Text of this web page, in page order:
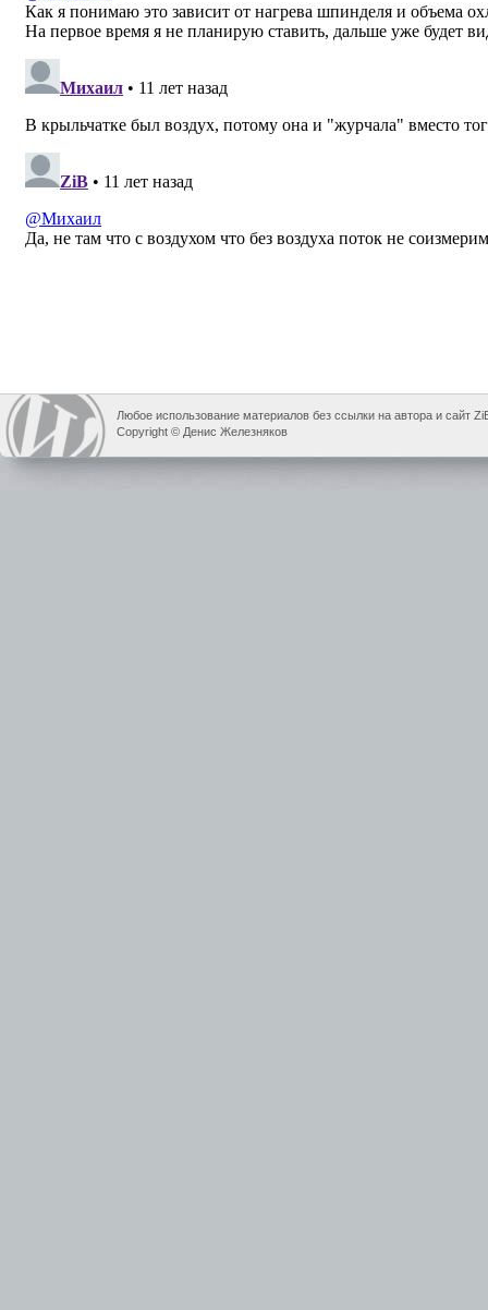
Любое использование материалов без ссылки на автора и сайт
Copyright © Денис Железняков